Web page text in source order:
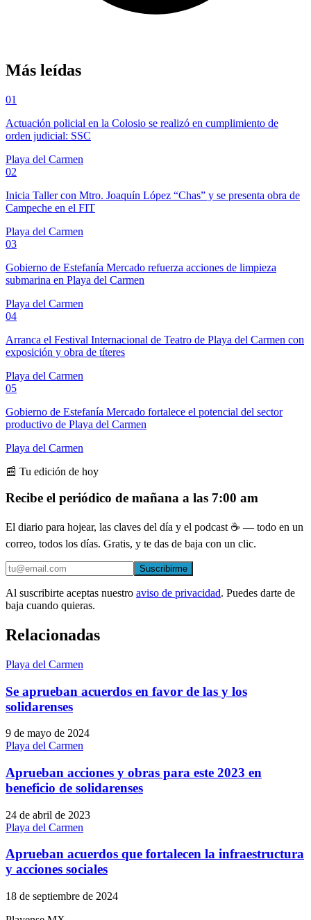
Más leídas
01
Actuación policial en la Colosio se realizó en cumplimiento de
orden judicial: SSC
Playa del Carmen
02
Inicia Taller con Mtro. Joaquín López “Chas” y se presenta obra de
Campeche en el FIT
Playa del Carmen
03
Gobierno de Estefanía Mercado refuerza acciones de limpieza
submarina en Playa del Carmen
Playa del Carmen
04
Arranca el Festival Internacional de Teatro de Playa del Carmen con
exposición y obra de títeres
Playa del Carmen
05
Gobierno de Estefanía Mercado fortalece el potencial del sector
productivo de Playa del Carmen
Playa del Carmen
📰 Tu edición de hoy
Recibe el periódico de mañana a las 7:00 am
El diario para hojear, las claves del día y el podcast ☕ — todo en un
correo, todos los días. Gratis, y te das de baja con un clic.
Suscribirme
Al suscribirte aceptas nuestro aviso de privacidad. Puedes darte de
baja cuando quieras.
Relacionadas
Playa del Carmen
Se aprueban acuerdos en favor de las y los
solidarenses
9 de mayo de 2024
Playa del Carmen
Aprueban acciones y obras para este 2023 en
beneficio de solidarenses
24 de abril de 2023
Playa del Carmen
Aprueban acuerdos que fortalecen la infraestructura
y acciones sociales
18 de septiembre de 2024